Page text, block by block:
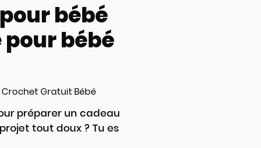
bébé
bébé
Gratuit Bébé
préparer un cadeau
tout doux ? Tu es